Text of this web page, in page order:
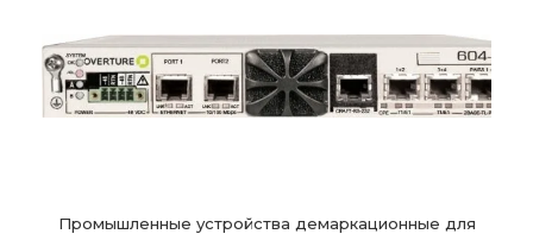
Промышленные устройства демаркационные для